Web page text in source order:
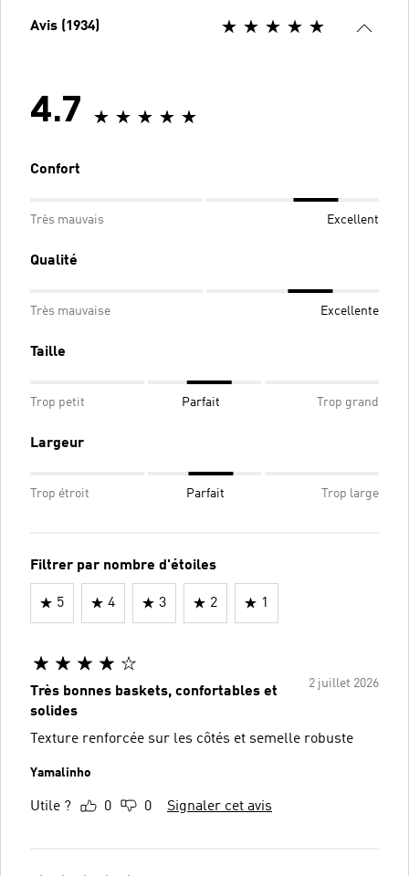
Avis (1934)
4.7
Confort
Très mauvais Excellent
Qualité
Très mauvaise Excellente
Taille
Trop petit Parfait Trop grand
Largeur
Trop étroit Parfait Trop large
Filtrer par nombre d'étoiles
5 4 3 2 1
2 juillet 2026
Très bonnes baskets, confortables et
solides
Texture renforcée sur les côtés et semelle robuste
Yamalinho
Utile ? 0 0 Signaler cet avis